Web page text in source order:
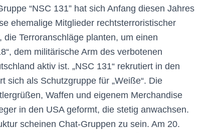
“NSC 131” hat sich Anfang diesen Jahres
ehemalige Mitglieder rechtsterroristischer
die Terroranschläge planten, um einen
dem militärische Arm des verbotenen
aktiv ist. „NSC 131“ rekrutiert in den
sich als Schutzgruppe für „Weiße“. Die
Waffen und eigenem Merchandise
in den USA geformt, die stetig anwachsen.
scheinen Chat-Gruppen zu sein. Am 20.